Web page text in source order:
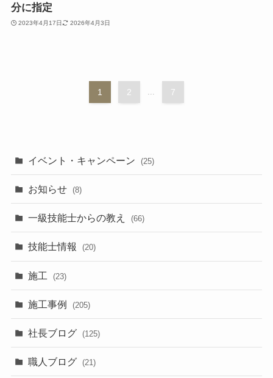
分に指定
2023年4月17日 2026年4月3日
1 2 ... 7
イベント・キャンペーン (25)
お知らせ (8)
一級技能士からの教え (66)
技能士情報 (20)
施工 (23)
施工事例 (205)
社長ブログ (125)
職人ブログ (21)